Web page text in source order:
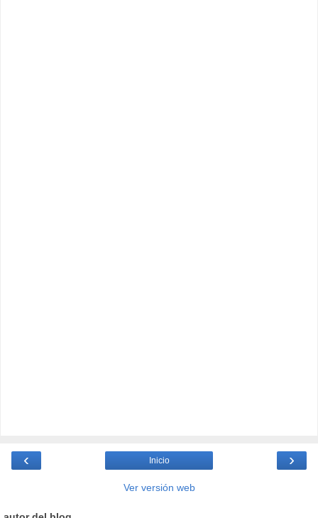
‹ ›
Inicio
Ver versión web